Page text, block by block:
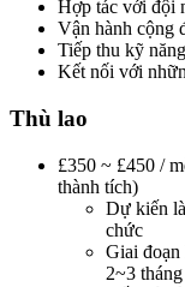
Hợp tác với đội
Vận hành cộng
Tiếp thu kỹ
Kết nối với
Thù lao
£350 ~ £450 /
thành tích)
Dự kiến
chức
Giai
2~3